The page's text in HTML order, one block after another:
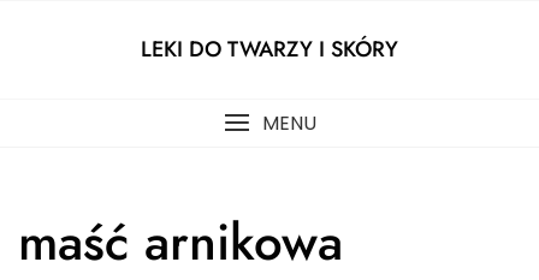
LEKI DO TWARZY I SKÓRY
MENU
maść arnikowa